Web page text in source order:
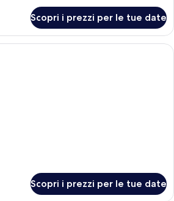
Scopri i prezzi per le tue date
Una moderna camera d'albergo con
Scopri i prezzi per le tue date